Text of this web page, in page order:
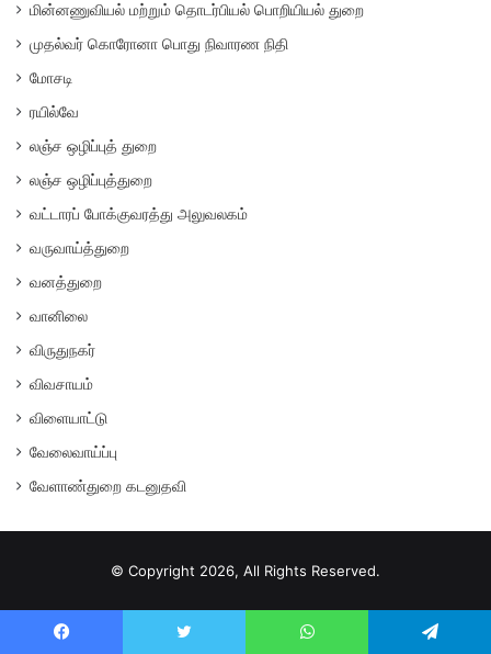
மின்னணுவியல் மற்றும் தொடர்பியல் பொறியியல் துறை
முதல்வர் கொரோனா பொது நிவாரண நிதி
மோசடி
ரயில்வே
லஞ்ச ஒழிப்புத் துறை
லஞ்ச ஒழிப்புத்துறை
வட்டாரப் போக்குவரத்து அலுவலகம்
வருவாய்த்துறை
வனத்துறை
வானிலை
விருதுநகர்
விவசாயம்
விளையாட்டு
வேலைவாய்ப்பு
வேளாண்துறை கடனுதவி
© Copyright 2026, All Rights Reserved.